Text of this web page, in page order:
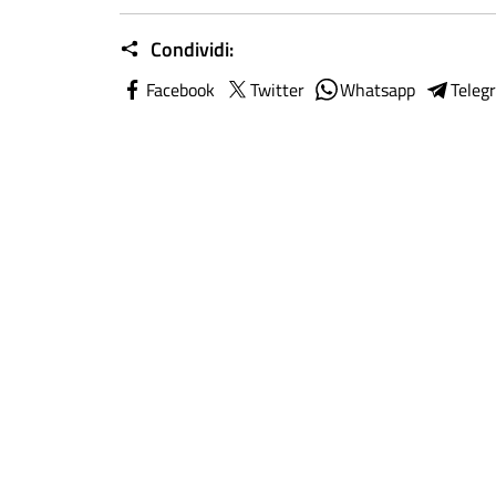
Condividi:
Facebook Twitter Whatsapp